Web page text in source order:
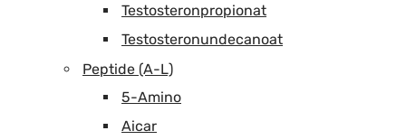
Testosteronpropionat
Testosteronundecanoat
Peptide (A-L)
5-Amino
Aicar